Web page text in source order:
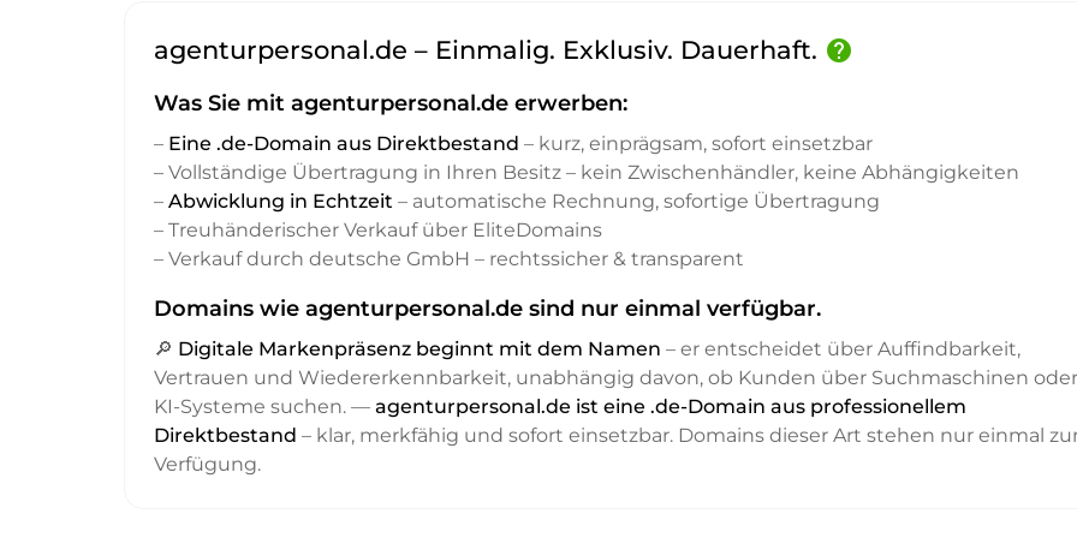
agenturpersonal.de – Einmalig. Exklusiv. Dauerhaft. help
Was Sie mit agenturpersonal.de erwerben:
– Eine .de-Domain aus Direktbestand – kurz, einprägsam, sofort einsetzbar
– Vollständige Übertragung in Ihren Besitz – kein Zwischenhändler, keine Abhängigkeiten
– Abwicklung in Echtzeit – automatische Rechnung, sofortige Übertragung
– Treuhänderischer Verkauf über EliteDomains
– Verkauf durch deutsche GmbH – rechtssicher & transparent
Domains wie agenturpersonal.de sind nur einmal verfügbar.
🔎 Digitale Markenpräsenz beginnt mit dem Namen – er entscheidet über Auffindbarkeit,
Vertrauen und Wiedererkennbarkeit, unabhängig davon, ob Kunden über Suchmaschinen oder
KI-Systeme suchen. — agenturpersonal.de ist eine .de-Domain aus professionellem
Direktbestand – klar, merkfähig und sofort einsetzbar. Domains dieser Art stehen nur einmal
Verfügung.